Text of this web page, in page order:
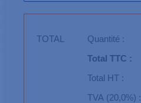
TOTAL Quantité :
Total TTC :
Total HT :
TVA (20,0%) :